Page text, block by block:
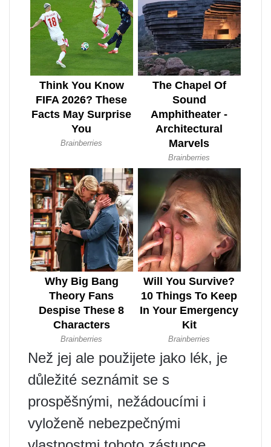
Než jej ale použijete jako lék, je
důležité seznámit se s
prospěšnými, nežádoucími i
vyloženě nebezpečnými